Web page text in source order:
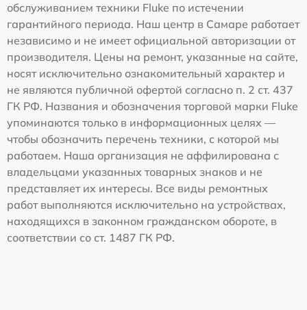
обслуживанием техники Fluke по истечении
гарантийного периода. Наш центр в Самаре работает
независимо и не имеет официальной авторизации от
производителя. Цены на ремонт, указанные на сайте,
носят исключительно ознакомительный характер и
не являются публичной офертой согласно п. 2 ст. 437
ГК РФ. Названия и обозначения торговой марки Fluke
упоминаются только в информационных целях —
чтобы обозначить перечень техники, с которой мы
работаем. Наша организация не аффилирована с
владельцами указанных товарных знаков и не
представляет их интересы. Все виды ремонтных
работ выполняются исключительно на устройствах,
находящихся в законном гражданском обороте, в
соответствии со ст. 1487 ГК РФ.